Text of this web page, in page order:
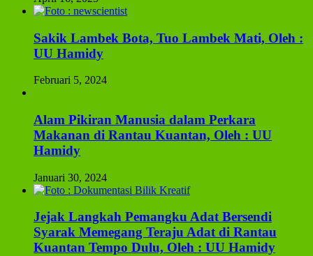
Sakik Lambek Bota, Tuo Lambek Mati, Oleh :
UU Hamidy
Februari 5, 2024
Alam Pikiran Manusia dalam Perkara
Makanan di Rantau Kuantan, Oleh : UU
Hamidy
Januari 30, 2024
Jejak Langkah Pemangku Adat Bersendi
Syarak Memegang Teraju Adat di Rantau
Kuantan Tempo Dulu, Oleh : UU Hamidy